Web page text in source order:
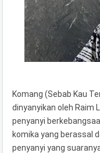
Komang (Sebab Kau
dinyanyikan oleh Raim
penyanyi
komika yang berassal
penyanyi yang